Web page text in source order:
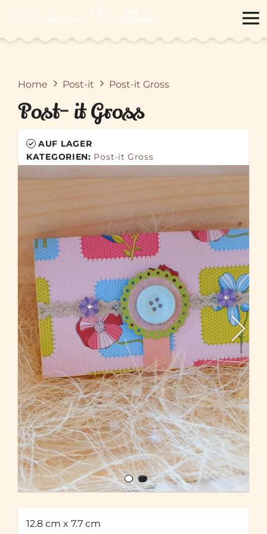
Vivienne's Knitbox
Home Post-it Post-it Gross
Post- it Gross
AUF LAGER
KATEGORIEN: Post-it Gross
12.8 cm x 7.7 cm